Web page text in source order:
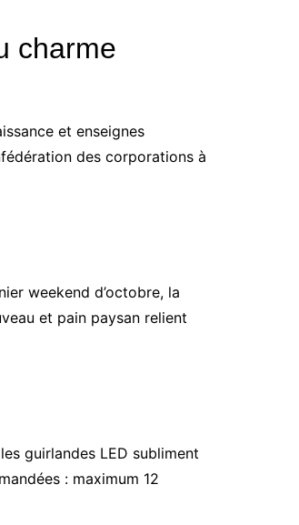
charme
et enseignes
des corporations à
weekend d’octobre, la
et pain paysan relient
guirlandes LED subliment
: maximum 12